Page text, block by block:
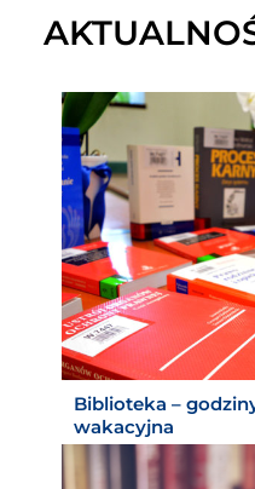
Biblioteka –
wakacyjna